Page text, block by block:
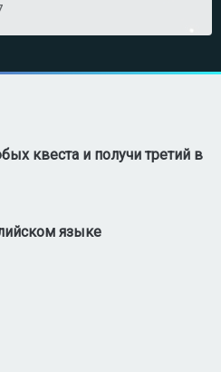
квеста и получи третий в
языке